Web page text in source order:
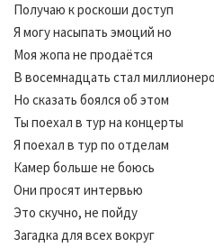
Получаю к роскоши доступ
Я могу насыпать эмоций но
Моя жопа не продаётся
В восемнадцать стал
Но сказать боялся об этом
Ты поехал в тур на концерты
Я поехал в тур по отделам
Камер больше не боюсь
Они просят интервью
Это скучно, не пойду
Загадка для всех вокруг